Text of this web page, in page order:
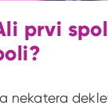
prvi
nekatera